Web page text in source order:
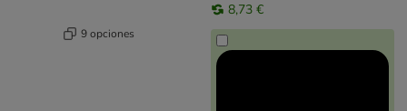
9 opciones
8,73 €